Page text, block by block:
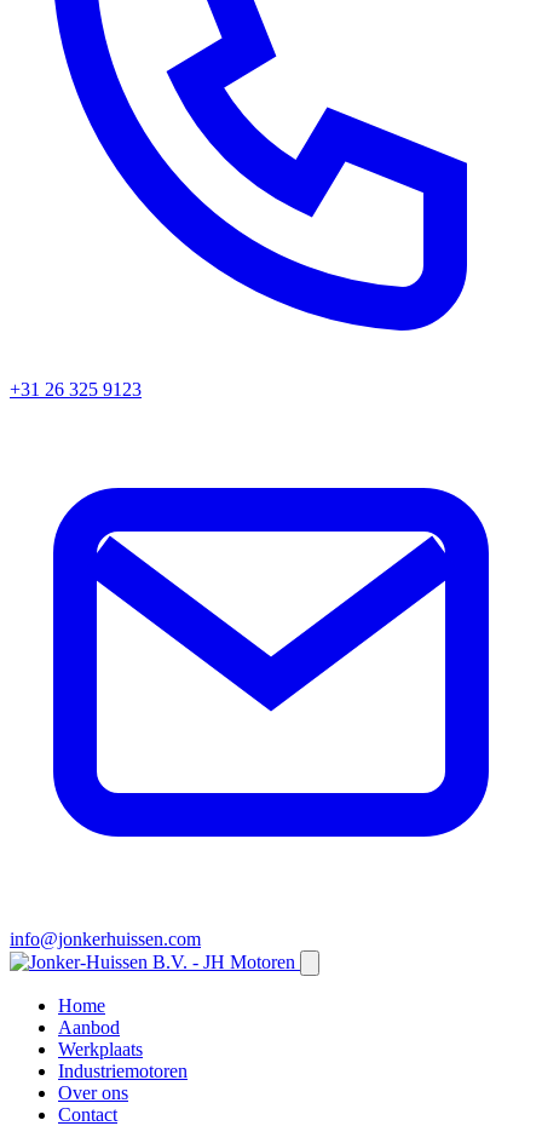
+31 26 325 9123
info@jonkerhuissen.com
Home
Aanbod
Werkplaats
Industriemotoren
Over ons
Contact